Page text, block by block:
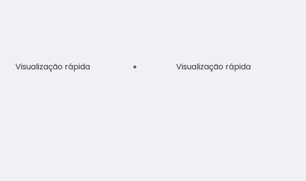
Visualização rápida Visualização rápida